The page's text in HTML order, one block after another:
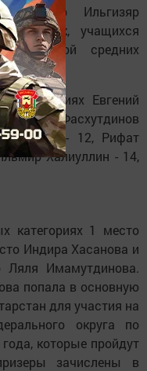
(тренер Ильгизяр
учащихся
Бишевской средних
категориях Евгений
Раиль Фасхутдинов
- 12, Рифат
Халиуллин - 14,
категориях 1 место
Индира Хасанова и
Ляля Имамутдинова.
попала в основную
для участия на
округа по
которые пройдут
зачислены в